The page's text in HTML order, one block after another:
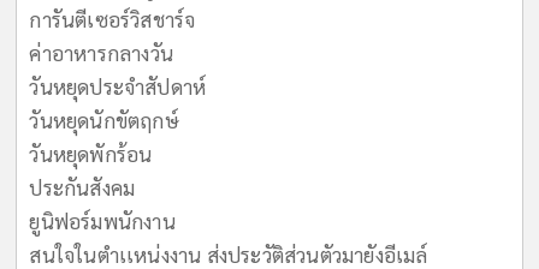
การันตีเซอร์วิสชาร์จ
ค่าอาหารกลางวัน
วันหยุดประจำสัปดาห์
วันหยุดนักขัตฤกษ์
วันหยุดพักร้อน
ประกันสังคม
ยูนิฟอร์มพนักงาน
สนใจในตำเเหน่งงาน ส่งประวัติส่วนตัวมายังอีเมล์